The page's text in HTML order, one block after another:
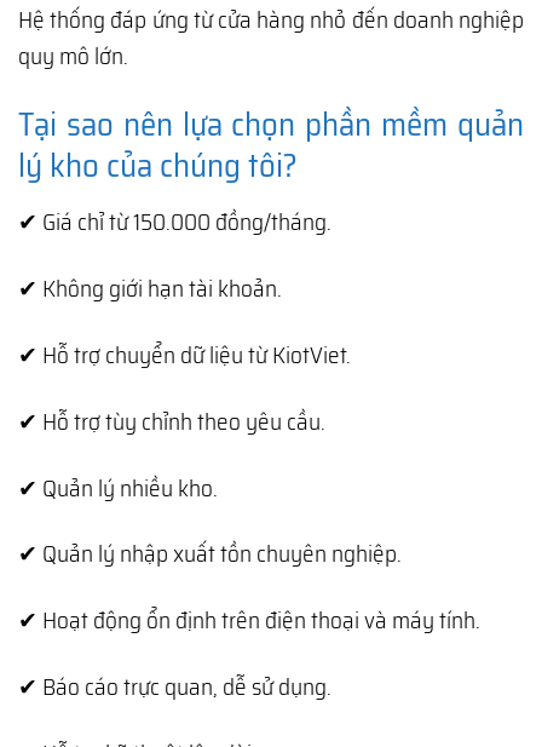
Hệ thống đáp ứng từ cửa hàng nhỏ đến doanh nghiệp
quy mô lớn.
Tại sao nên lựa chọn phần mềm quản
lý kho của chúng tôi?
✔ Giá chỉ từ 150.000 đồng/tháng.
✔ Không giới hạn tài khoản.
✔ Hỗ trợ chuyển dữ liệu từ KiotViet.
✔ Hỗ trợ tùy chỉnh theo yêu cầu.
✔ Quản lý nhiều kho.
✔ Quản lý nhập xuất tồn chuyên nghiệp.
✔ Hoạt động ổn định trên điện thoại và máy tính.
✔ Báo cáo trực quan, dễ sử dụng.